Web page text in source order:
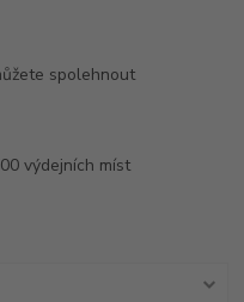
spolehnout
výdejních míst